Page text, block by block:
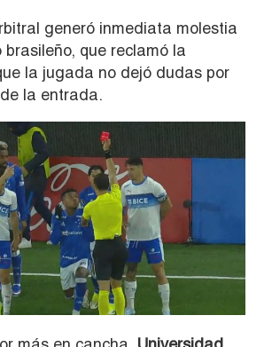
generó inmediata molestia
brasileño, que reclamó la
la jugada no dejó dudas por
la entrada.